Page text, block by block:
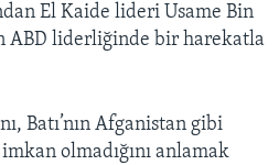
El Kaide lideri Usame Bin
ABD liderliğinde bir harekatla
Batı’nın Afganistan gibi
olmadığını anlamak